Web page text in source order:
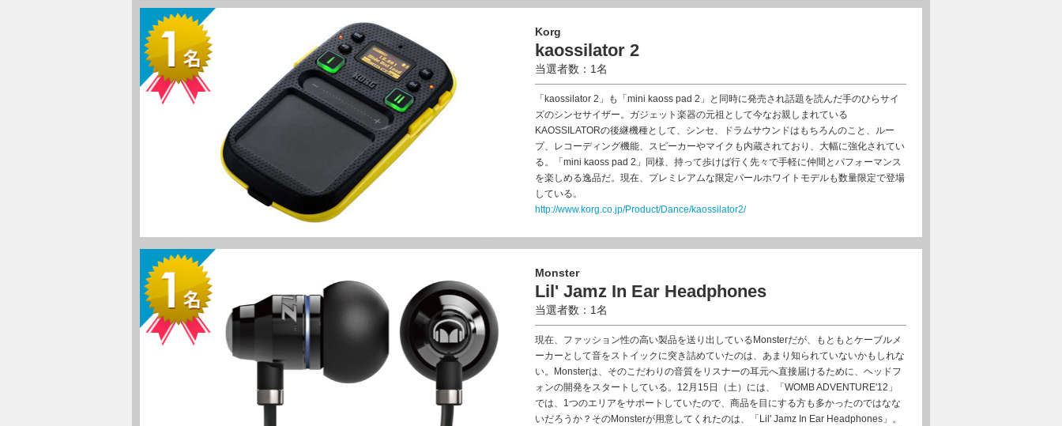
Korg
kaossilator 2
当選者数：1名
「kaossilator 2」も「mini kaoss pad 2」と同時に発売され話題を読んだ手のひらサイ
ズのシンセサイザー。ガジェット楽器の元祖として今なお親しまれている
KAOSSILATORの後継機種として、シンセ、ドラムサウンドはもちろんのこと、ルー
プ、レコーディング機能、スピーカーやマイクも内蔵されており、大幅に強化されてい
る。「mini kaoss pad 2」同様、持って歩けば行く先々で手軽に仲間とパフォーマンス
を楽しめる逸品だ。現在、プレミレアムな限定パールホワイトモデルも数量限定で登場
している。
http://www.korg.co.jp/Product/Dance/kaossilator2/
Monster
Lil' Jamz In Ear Headphones
当選者数：1名
現在、ファッション性の高い製品を送り出しているMonsterだが、もともとケーブルメ
ーカーとして音をストイックに突き詰めていたのは、あまり知られていないかもしれな
い。Monsterは、そのこだわりの音質をリスナーの耳元へ直接届けるために、ヘッドフ
ォンの開発をスタートしている。12月15日（土）には、「WOMB ADVENTURE'12」
では、1つのエリアをサポートしていたので、商品を目にする方も多かったのではなな
いだろうか？そのMonsterが用意してくれたのは、「Lil' Jamz In Ear Headphones」。